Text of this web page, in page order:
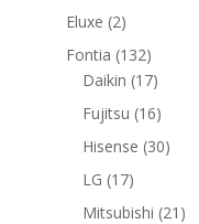
productos
Eluxe 22
productos
Fontia 132132
Daikin 1717
Fujitsu 1616
Hisense 3030
LG 1717
productos
Mitsubishi 21 21